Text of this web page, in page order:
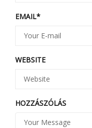
EMAIL*
WEBSITE
HOZZÁSZÓLÁS